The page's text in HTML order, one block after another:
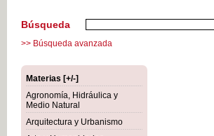
Búsqueda
>> Búsqueda avanzada
Materias [+/-]
Agronomía, Hidráulica y
Medio Natural
Arquitectura y Urbanismo